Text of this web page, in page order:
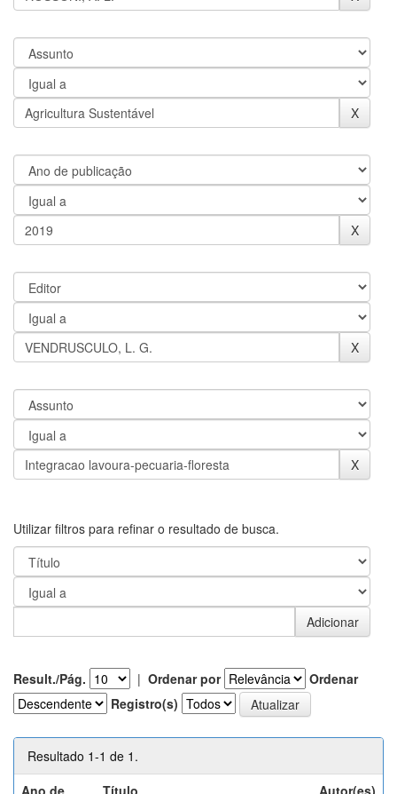
Utilizar filtros para refinar o resultado de busca.
Result./Pág. | Ordenar por
Ordenar
Registro(s)
Resultado 1-1 de 1.
Ano de
Título Autor(es)